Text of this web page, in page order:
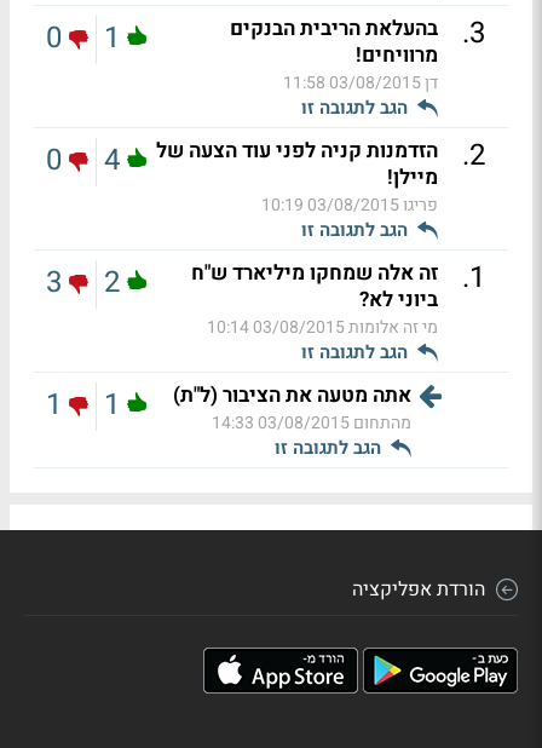
3
.
בהעלאת הריבית הבנקים
מרוויחים!
דן03/08/2015 11:58
הגב לתגובה זו
1
0
2
.
הזדמנות קניה לפני עוד הצעה של
מיילן!
פריגו03/08/2015 10:19
הגב לתגובה זו
4
0
1
.
זה אלה שמחקו מיליארד ש"ח
ביוני לא?
מי זה אלומות03/08/2015 10:14
הגב לתגובה זו
2
3
אתה מטעה את הציבור (ל"ת)
מהתחום03/08/2015 14:33
הגב לתגובה זו
1
1
הורדת אפליקציה